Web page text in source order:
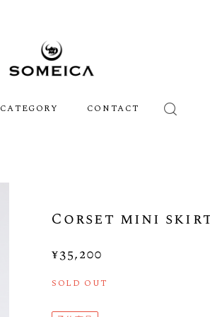
CATEGORY CONTACT
Corset mini
¥35,200
SOLD OUT